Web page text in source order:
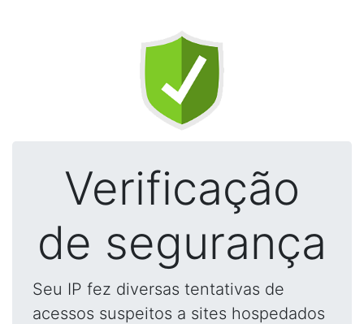
Verificação
de segurança
Seu IP fez diversas tentativas de
acessos suspeitos a sites hospedados